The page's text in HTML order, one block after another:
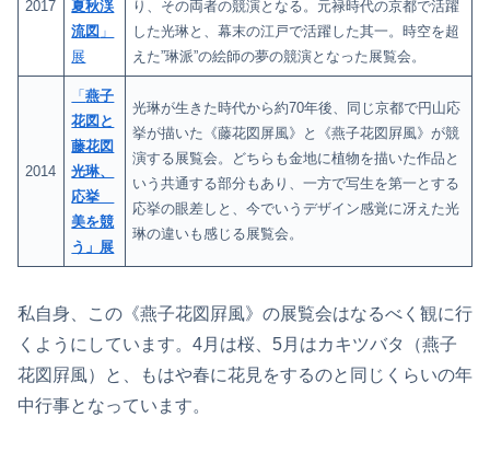
2017
夏秋渓
流図 」
展
り、その両者の競演となる。元禄時代の京都で活躍
した光琳と、幕末の江戸で活躍した其一。時空を超
えた”琳派”の絵師の夢の競演となった展覧会。
2014
「燕子
花図と
藤花図
光琳、
応挙
美を競
う」展
光琳が生きた時代から約70年後、同じ京都で円山応
挙が描いた《藤花図屏風》と《燕子花図屛風》が競
演する展覧会。どちらも金地に植物を描いた作品と
いう共通する部分もあり、一方で写生を第一とする
応挙の眼差しと、今でいうデザイン感覚に冴えた光
琳の違いも感じる展覧会。
私自身、この《燕子花図屛風》の展覧会はなるべく観に行
くようにしています。4月は桜、5月はカキツバタ（燕子
花図屛風）と、もはや春に花見をするのと同じくらいの年
中行事となっています。